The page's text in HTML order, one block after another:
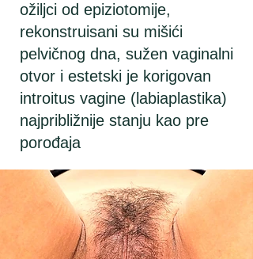
ožiljci od epiziotomije,
rekonstruisani su mišići
pelvičnog dna, sužen vaginalni
otvor i estetski je korigovan
introitus vagine (labiaplastika)
najpribližnije stanju kao pre
porođaja